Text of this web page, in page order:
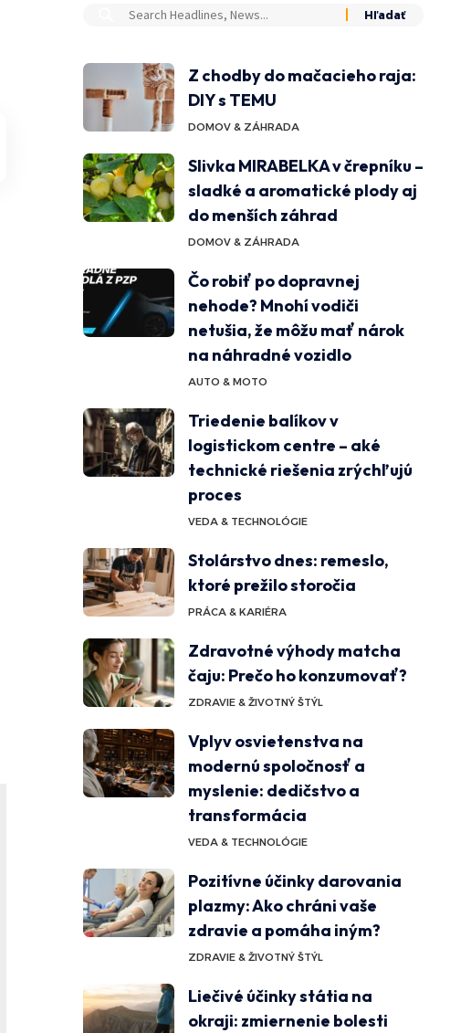
Z chodby do mačacieho raja:
DIY s TEMU
DOMOV & ZÁHRADA
Slivka MIRABELKA v črepníku –
sladké a aromatické plody aj
do menších záhrad
DOMOV & ZÁHRADA
Čo robiť po dopravnej
nehode? Mnohí vodiči
netušia, že môžu mať nárok
na náhradné vozidlo
AUTO & MOTO
Triedenie balíkov v
logistickom centre – aké
technické riešenia zrýchľujú
proces
VEDA & TECHNOLÓGIE
Stolárstvo dnes: remeslo,
ktoré prežilo storočia
PRÁCA & KARIÉRA
Zdravotné výhody matcha
čaju: Prečo ho konzumovať?
ZDRAVIE & ŽIVOTNÝ ŠTÝL
Vplyv osvietenstva na
modernú spoločnosť a
myslenie: dedičstvo a
transformácia
VEDA & TECHNOLÓGIE
Pozitívne účinky darovania
plazmy: Ako chráni vaše
zdravie a pomáha iným?
ZDRAVIE & ŽIVOTNÝ ŠTÝL
Liečivé účinky státia na
okraji: zmiernenie bolesti